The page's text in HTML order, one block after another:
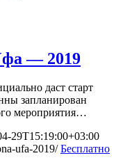
— 2019
даст старт
запланирован
мероприятия…
29T15:19:00+03:00
ufa-2019/ Бесплатно